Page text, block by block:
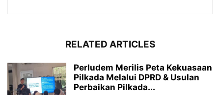
RELATED ARTICLES
Perludem Merilis Peta Kekuasaan
Pilkada Melalui DPRD & Usulan
Perbaikan Pilkada...